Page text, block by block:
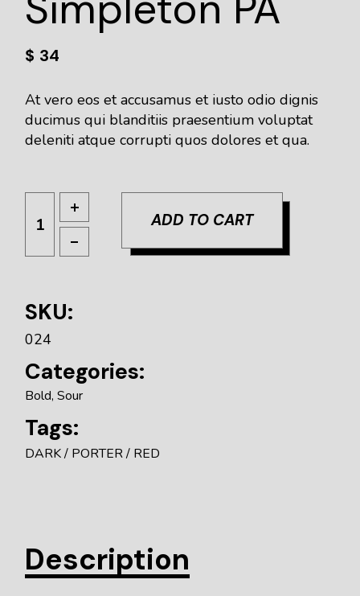
$ 34
At vero eos et accusamus et iusto odio dignis
ducimus qui blanditiis praesentium voluptat
deleniti atque corrupti quos dolores et qua.
ADD TO CART
SKU:
024
Categories:
Bold,Sour
Tags:
DARK PORTER RED
Description